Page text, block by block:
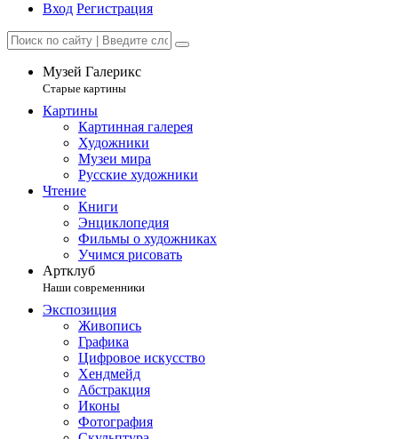
Вход Регистрация
Музей Галерикс
Старые картины
Картины
Картинная галерея
Художники
Музеи мира
Русские художники
Чтение
Книги
Энциклопедия
Фильмы о художниках
Учимся рисовать
Артклуб
Наши современники
Экспозиция
Живопись
Графика
Цифровое искусство
Хендмейд
Абстракция
Иконы
Фотография